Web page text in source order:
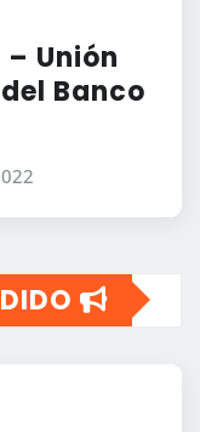
Unión
Banco